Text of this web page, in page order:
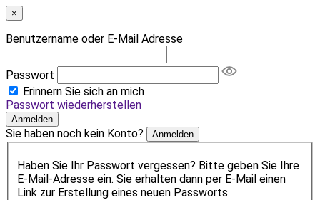
×
Benutzername oder E-Mail Adresse
Passwort
Erinnern Sie sich an mich
Passwort wiederherstellen
Anmelden
Sie haben noch kein Konto? Anmelden
Haben Sie Ihr Passwort vergessen? Bitte geben Sie Ihre
E-Mail-Adresse ein. Sie erhalten dann per E-Mail einen
Link zur Erstellung eines neuen Passworts.